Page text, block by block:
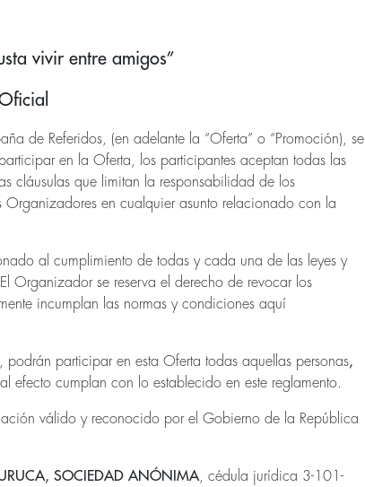
vivir entre amigos”
de Referidos,
(en adelante la “Oferta” o “Promoción), se
en la Oferta, los participantes aceptan todas las
cláusulas que limitan la responsabilidad de los
en cualquier asunto relacionado con la
al cumplimiento de todas y cada una de las leyes y
Organizador se reserva el derecho de revocar los
incumplan las normas y condiciones aquí
participar en esta Oferta todas aquellas personas,
cumplan con lo establecido en este reglamento.
válido y reconocido por el Gobierno de la República
URUCA, SOCIEDAD ANÓNIMA, cédula jurídica 3-101-